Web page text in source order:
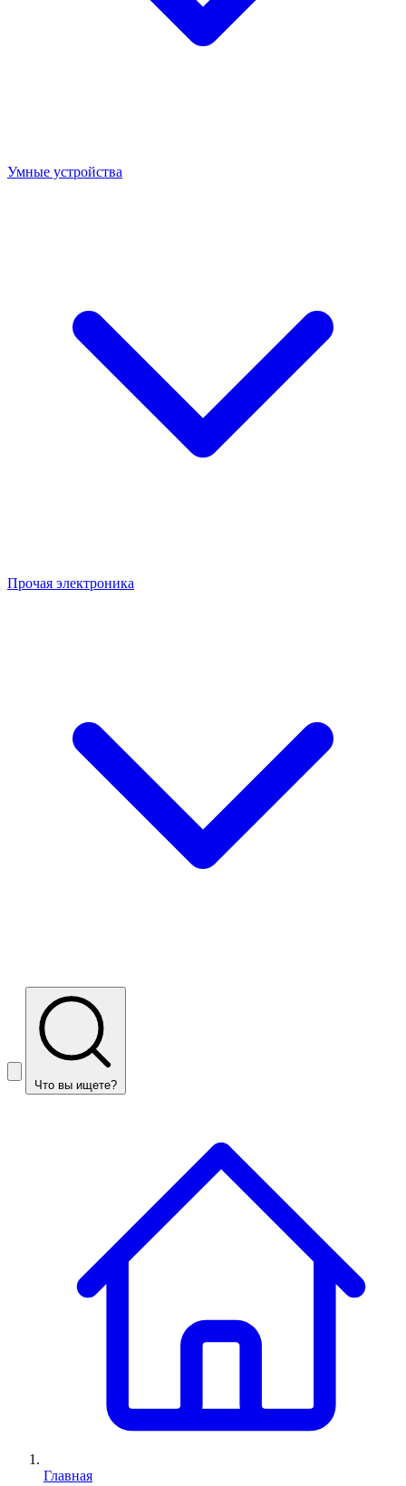
Умные устройства
Прочая электроника
Что вы ищете?
Главная